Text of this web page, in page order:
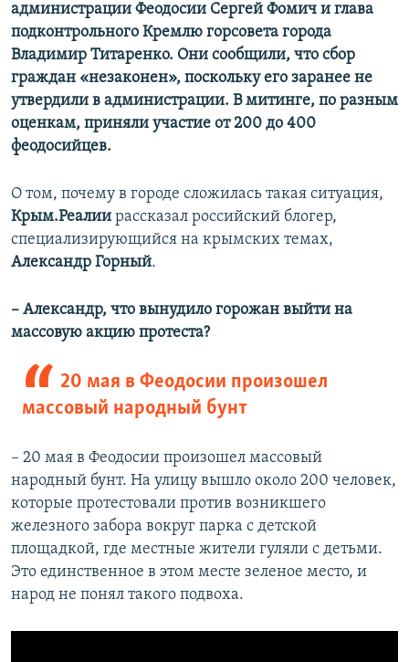
администрации Феодосии Сергей Фомич и глава
подконтрольного Кремлю горсовета города
Владимир Титаренко. Они сообщили, что сбор
граждан «незаконен», поскольку его заранее не
утвердили в администрации. В митинге, по разным
оценкам, приняли участие от 200 до 400
феодосийцев.
О том, почему в городе сложилась такая ситуация,
Крым.Реалии рассказал российский блогер,
специализирующийся на крымских темах,
Александр Горный.
– Александр, что вынудило горожан выйти на
массовую акцию протеста?
20 мая в Феодосии произошел
массовый народный бунт
– 20 мая в Феодосии произошел массовый
народный бунт. На улицу вышло около 200 человек,
которые протестовали против возникшего
железного забора вокруг парка с детской
площадкой, где местные жители гуляли с детьми.
Это единственное в этом месте зеленое место, и
народ не понял такого подвоха.